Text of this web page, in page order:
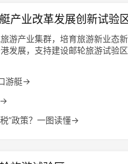
产业改革发展创新试验
游产业集群，培育旅游新业态
发展，支持建设邮轮旅游试验
游艇→
→
”政策？一图读懂→